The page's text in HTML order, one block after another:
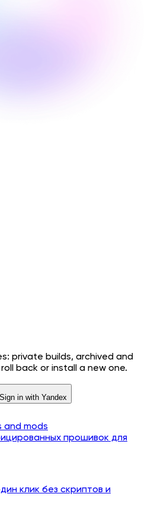
private builds, archived and
back or install a new one.
Sign in with Yandex
and mods
прошивок для
клик без скриптов и